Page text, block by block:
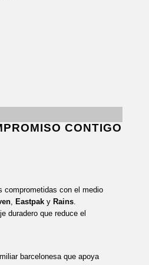
CONTIGO
comprometidas con el medio
, Eastpak y Rains.
duradero que reduce el
barcelonesa que apoya